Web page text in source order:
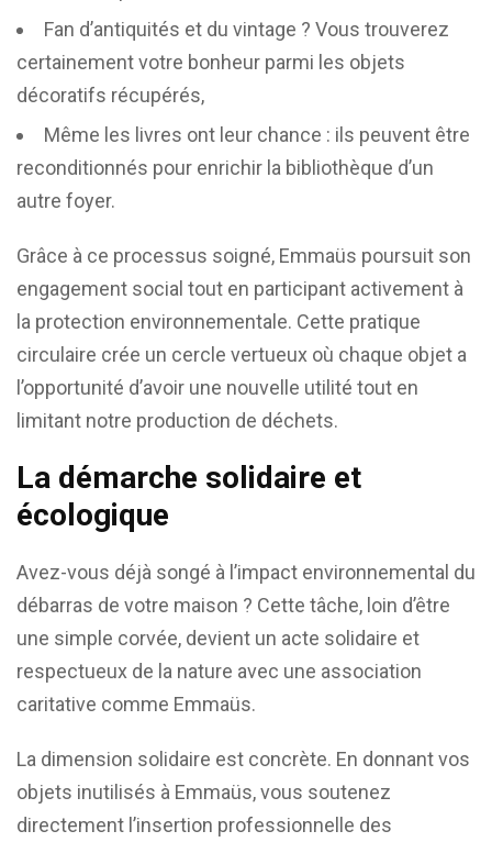
Fan d’antiquités et du vintage ? Vous trouverez
certainement votre bonheur parmi les objets
décoratifs récupérés,
Même les livres ont leur chance : ils peuvent être
reconditionnés pour enrichir la bibliothèque d’un
autre foyer.
Grâce à ce processus soigné, Emmaüs poursuit son
engagement social tout en participant activement à
la protection environnementale. Cette pratique
circulaire crée un cercle vertueux où chaque objet a
l’opportunité d’avoir une nouvelle utilité tout en
limitant notre production de déchets.
La démarche solidaire et
écologique
Avez-vous déjà songé à l’impact environnemental du
débarras de votre maison ? Cette tâche, loin d’être
une simple corvée, devient un acte solidaire et
respectueux de la nature avec une association
caritative comme Emmaüs.
La dimension solidaire est concrète. En donnant vos
objets inutilisés à Emmaüs, vous soutenez
directement l’insertion professionnelle des